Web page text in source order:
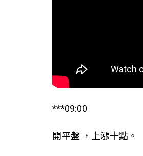
***09:00
開平盤 ，上漲十點。